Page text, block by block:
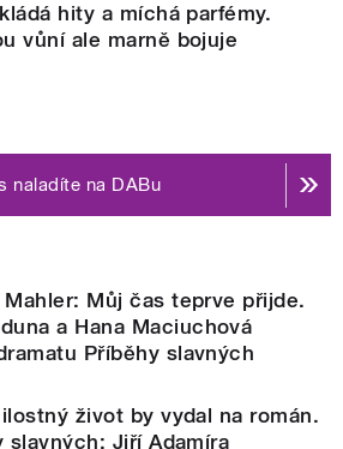
hity a míchá parfémy.
vůní ale marně bojuje
naladíte na DABu
Mahler: Můj čas teprve přijde.
a Hana Maciuchová
Příběhy slavných
život by vydal na román.
slavných: Jiří Adamíra